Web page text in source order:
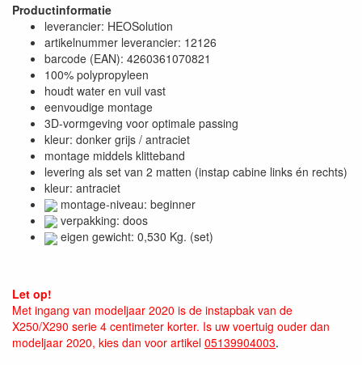
Productinformatie
leverancier: HEOSolution
artikelnummer leverancier: 12126
barcode (EAN): 4260361070821
100% polypropyleen
houdt water en vuil vast
eenvoudige montage
3D-vormgeving voor optimale passing
kleur: donker grijs / antraciet
montage middels klitteband
levering als set van 2 matten (instap cabine links én rechts)
kleur: antraciet
montage-niveau: beginner
verpakking: doos
eigen gewicht: 0,530 Kg. (set)
Let op!
Met ingang van modeljaar 2020 is de instapbak van de
X250/X290 serie 4 centimeter korter. Is uw voertuig ouder dan
modeljaar 2020, kies dan voor artikel 05139904003.